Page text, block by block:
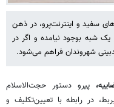
سفید و اینترنت‌پرو، در ذهن
شبه بوجود نیامده و اگر در
شهروندان فراهم می‌شود.
پیرو دستور حجت‌الاسلام
در رابطه با تعیین‌تکلیف و